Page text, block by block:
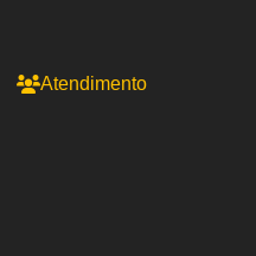
Atendimento